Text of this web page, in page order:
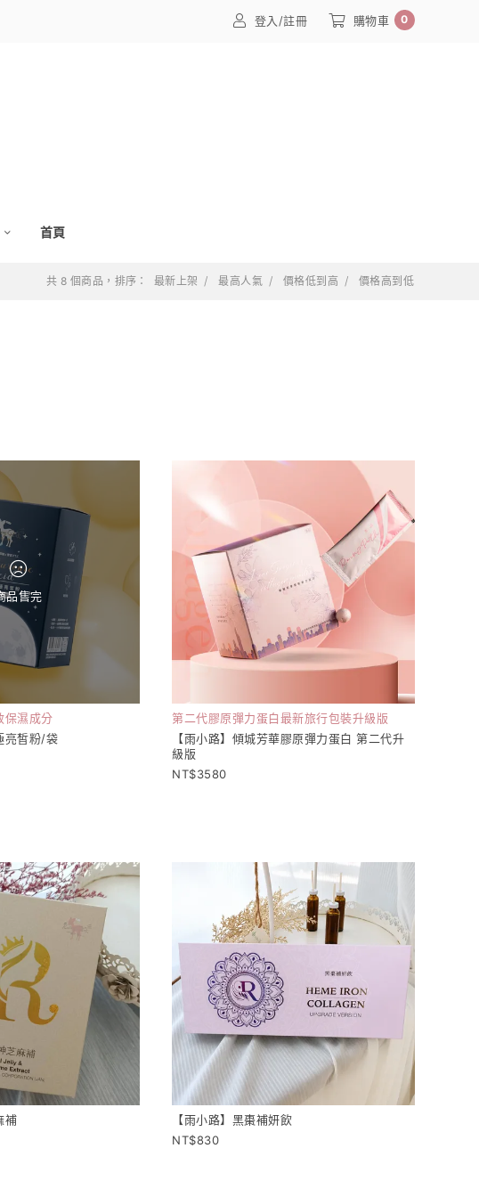
登入/註冊 購物車 0
首頁
共 8 個商品，排序： 最新上架 最高人氣 價格低到高 價格高到低
品售完
保濕成分
亮皙粉/袋
第二代膠原彈力蛋白最新旅行包裝升級版
【雨小路】傾城芳華膠原彈力蛋白 第二代升
級版
3580
補
【雨小路】黑棗補妍飲
830